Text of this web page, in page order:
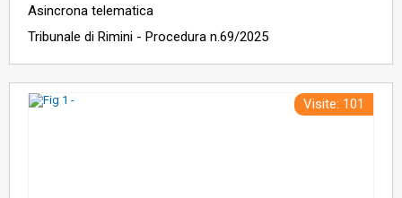
Asincrona telematica
Tribunale di Rimini - Procedura n.69/2025
Visite: 101